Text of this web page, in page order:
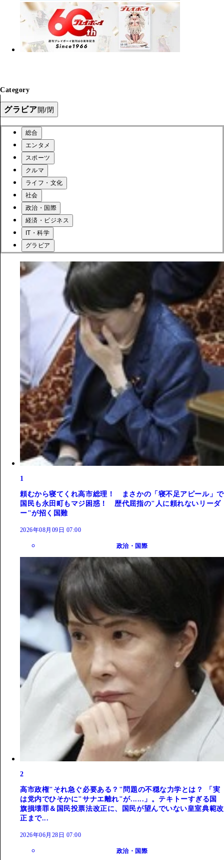
Category
グラビア開/閉
総合
エンタメ
スポーツ
クルマ
ライフ・文化
社会
政治・国際
経済・ビジネス
IT・科学
グラビア
1
頼むから寝てくれ高市総理！ まさかの「寝不足アピール」で
国民も永田町もマジ困惑！ 歴代屈指の"人に頼れないリーダ
ー"が招く国難
2026年08月09日 07:00
政治・国際
2
高市政権"それ急ぐ必要ある？"問題の不穏な力学とは？ 「実
は党内でひそかに"サナエ離れ"が......」。テキトーすぎる国
旗損壊罪＆国民投票法改正に、国民が望んでいない皇室典範改
正まで...
2026年06月28日 07:00
政治・国際